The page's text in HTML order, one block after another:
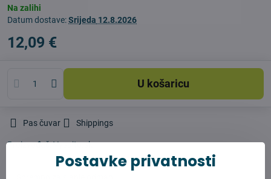
Na zalihi
Datum dostave:Srijeda 12.8.2026
12,09 €
U košaricu
Pas čuvar Shippings
Proizvođač:Vysajto.sk
Postavke privatnosti